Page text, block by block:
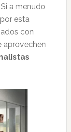
Si a menudo
esta
con
aprovechen